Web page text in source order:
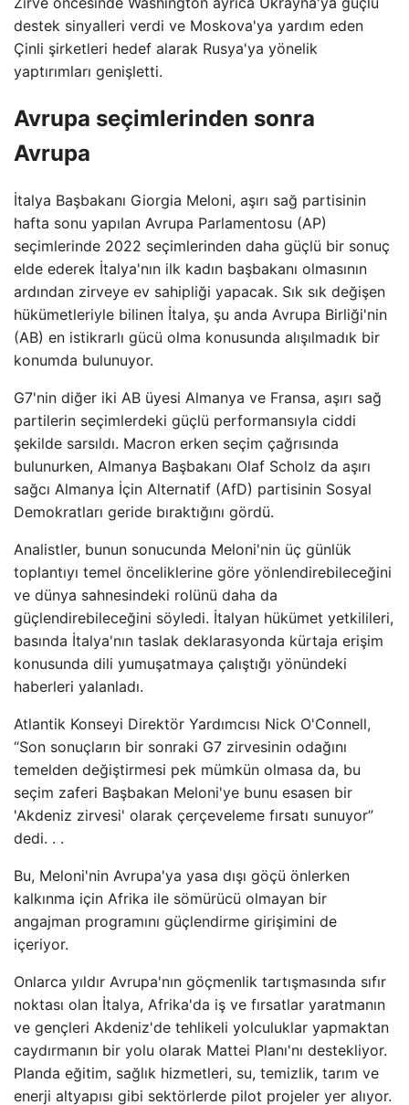
destek sinyalleri verdi ve Moskova'ya yardım eden
Çinli şirketleri hedef alarak Rusya'ya yönelik
yaptırımları genişletti.
Avrupa seçimlerinden sonra
Avrupa
İtalya Başbakanı Giorgia Meloni, aşırı sağ partisinin
hafta sonu yapılan Avrupa Parlamentosu (AP)
seçimlerinde 2022 seçimlerinden daha güçlü bir sonuç
elde ederek İtalya'nın ilk kadın başbakanı olmasının
ardından zirveye ev sahipliği yapacak. Sık sık değişen
hükümetleriyle bilinen İtalya, şu anda Avrupa Birliği'nin
(AB) en istikrarlı gücü olma konusunda alışılmadık bir
konumda bulunuyor.
G7'nin diğer iki AB üyesi Almanya ve Fransa, aşırı sağ
partilerin seçimlerdeki güçlü performansıyla ciddi
şekilde sarsıldı. Macron erken seçim çağrısında
bulunurken, Almanya Başbakanı Olaf Scholz da aşırı
sağcı Almanya İçin Alternatif (AfD) partisinin Sosyal
Demokratları geride bıraktığını gördü.
Analistler, bunun sonucunda Meloni'nin üç günlük
toplantıyı temel önceliklerine göre yönlendirebileceğini
ve dünya sahnesindeki rolünü daha da
güçlendirebileceğini söyledi. İtalyan hükümet yetkilileri,
basında İtalya'nın taslak deklarasyonda kürtaja erişim
konusunda dili yumuşatmaya çalıştığı yönündeki
haberleri yalanladı.
Atlantik Konseyi Direktör Yardımcısı Nick O'Connell,
“Son sonuçların bir sonraki G7 zirvesinin odağını
temelden değiştirmesi pek mümkün olmasa da, bu
seçim zaferi Başbakan Meloni'ye bunu esasen bir
'Akdeniz zirvesi' olarak çerçeveleme fırsatı sunuyor”
dedi. . .
Bu, Meloni'nin Avrupa'ya yasa dışı göçü önlerken
kalkınma için Afrika ile sömürücü olmayan bir
angajman programını güçlendirme girişimini de
içeriyor.
Onlarca yıldır Avrupa'nın göçmenlik tartışmasında sıfır
noktası olan İtalya, Afrika'da iş ve fırsatlar yaratmanın
ve gençleri Akdeniz'de tehlikeli yolculuklar yapmaktan
caydırmanın bir yolu olarak Mattei Planı'nı destekliyor.
Planda eğitim, sağlık hizmetleri, su, temizlik, tarım ve
enerji altyapısı gibi sektörlerde pilot projeler yer alıyor.